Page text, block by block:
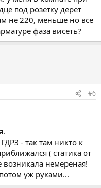
под розетку дерет
не 220, меньше но все
фаза висеть?
#6
- так там никто к
( статика от
немереная!
уж руками...